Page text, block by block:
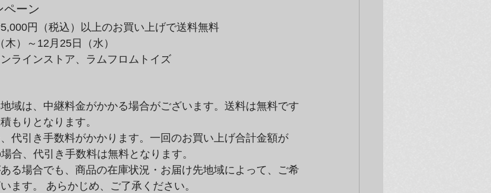
ペーン
円（税込）以上のお買い上げで送料無料
）～12月25日（水）
ラインストア、ラムフロムトイズ
域は、中継料金がかかる場合がございます。送料は無料です
もりとなります。
代引き手数料がかかります。一回のお買い上げ合計金額が
合、代引き手数料は無料となります。
る場合でも、商品の在庫状況・お届け先地域によって、ご希
ます。 あらかじめ、ご了承ください。